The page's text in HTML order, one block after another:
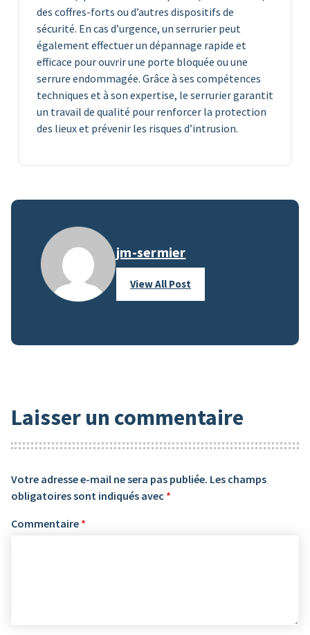
des coffres-forts ou d’autres dispositifs de
sécurité. En cas d’urgence, un serrurier peut
également effectuer un dépannage rapide et
efficace pour ouvrir une porte bloquée ou une
serrure endommagée. Grâce à ses compétences
techniques et à son expertise, le serrurier garantit
un travail de qualité pour renforcer la protection
des lieux et prévenir les risques d’intrusion.
jm-sermier
View All Post
Laisser un commentaire
Votre adresse e-mail ne sera pas publiée. Les champs
obligatoires sont indiqués avec *
Commentaire *